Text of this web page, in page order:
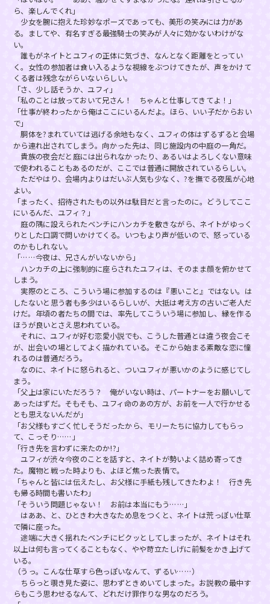
ら、楽しんでくれ」
少女を腕に抱えた珍妙なポーズであっても、美形の笑みには力があ
る。ましてや、有名すぎる最強騎士の笑みが人々に効かないわけがな
い。
誰もがネイトとユフィの正体に気づき、なんとなく距離をとってい
く。女性の参加者は食い入るような視線をぶつけてきたが、声をかけて
くる者は残念ながらいないらしい。
「さ、少し話そうか、ユフィ」
「私のことは放っておいて兄さん！ ちゃんと仕事してきてよ！」
「仕事が終わったから俺はここにいるんだよ。ほら、いい子だからおい
で」
胴体を?まれていては逃げる余地もなく、ユフィの体はずるずると会場
から連れ出されてしまう。向かった先は、同じ施設内の中庭の一角だ。
貴族の夜会だと庭には出られなかったり、あるいはよろしくない意味
で使われることもあるのだが、ここでは普通に開放されているらしい。
ただやはり、会場内よりはだいぶ人気も少なく、?を撫でる夜風が心地
よい。
「まったく、招待されたもの以外は駄目だと言ったのに。どうしてここ
にいるんだ、ユフィ？」
庭の隅に設えられたベンチにハンカチを敷きながら、ネイトがゆっく
りとした口調で問いかけてくる。いつもより声が低いので、怒っている
のかもしれない。
「……今夜は、兄さんがいないから」
ハンカチの上に強制的に座らされたユフィは、そのまま顔を俯かせて
しまう。
実際のところ、こういう場に参加するのは『悪いこと』ではない。は
したないと思う者も多少はいるらしいが、大抵は考え方の古いご老人だ
けだ。年頃の者たちの間では、率先してこういう場に参加し、縁を作る
ほうが良いとさえ思われている。
それに、ユフィが好む恋愛小説でも、こうした普通とは違う夜会こそ
が、出会いの場としてよく描かれている。そこから始まる素敵な恋に憧
れるのは普通だろう。
なのに、ネイトに怒られると、ついユフィが悪いかのように感じてし
まう。
「父上は家にいただろう？ 俺がいない時は、パートナーをお願いして
あったはずだ。そもそも、ユフィ命のあの方が、お前を一人で行かせる
とも思えないんだが」
「お父様もすごく忙しそうだったから、モリーたちに協力してもらっ
て、こっそり……」
「行き先を言わずに来たのか!?」
ユフィが渋々今夜のことを話すと、ネイトが勢いよく詰め寄ってき
た。魔物と戦った時よりも、よほど焦った表情で。
「ちゃんと皆には伝えたし、お父様に手紙も残してきたわよ！ 行き先
も帰る時間も書いたわ」
「そういう問題じゃない！ お前は本当にもう……」
はああ、と、ひときわ大きなため息をつくと、ネイトは荒っぽい仕草
で隣に座った。
途端に大きく揺れたベンチにビクッとしてしまったが、ネイトはそれ
以上は何も言ってくることもなく、やや苛立たしげに前髪をかき上げて
いる。
（うっ。こんな仕草すら色っぽいなんて、ずるい……）
ちらっと覗き見た姿に、思わずときめいてしまった。お説教の最中す
らもこう思わせるなんて、どれだけ罪作りな男なのだろう。